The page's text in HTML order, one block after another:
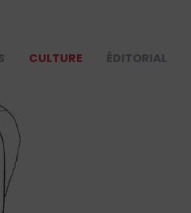
CULTURE ÉDITORIAL